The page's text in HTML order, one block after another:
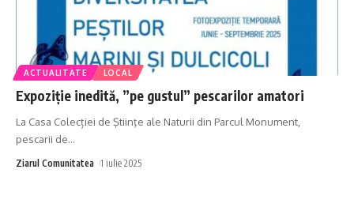
ACTUALITATE LOCAL
Expoziție inedită, ”pe gustul” pescarilor amatori
La Casa Colecției de Ştiinţe ale Naturii din Parcul Monument,
pescarii de…
Ziarul Comunitatea 1 iulie 2025